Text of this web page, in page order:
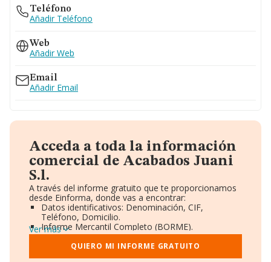
Teléfono
Añadir Teléfono
Web
Añadir Web
Email
Añadir Email
Acceda a toda la información
comercial de Acabados Juani
S.l.
A través del informe gratuito que te proporcionamos
desde Einforma, donde vas a encontrar:
Datos identificativos: Denominación, CIF,
Teléfono, Domicilio.
Informe Mercantil Completo (BORME).
Gráficos de Evolución Ventas y Empleados.
Consejo de Administración y Administradores.
Directivos y Ejecutivos.
Ver más
QUIERO MI INFORME GRATUITO